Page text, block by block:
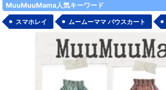
MuuMuuMama人気キーワード
スマホレイ ムームーママ パウスカート